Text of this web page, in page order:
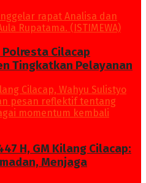
Cilacap
Tingkatkan Pelayanan
H, GM Kilang Cilacap:
Menjaga